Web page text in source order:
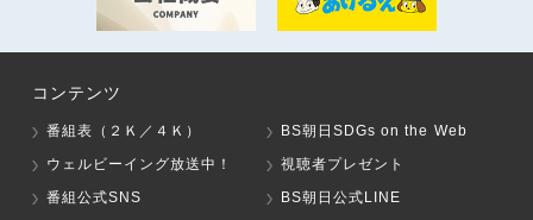
コンテンツ
番組表（２Ｋ／４Ｋ）
BS朝日SDGs on the Web
ウェルビーイング放送中！
視聴者プレゼント
番組公式SNS
BS朝日公式LINE